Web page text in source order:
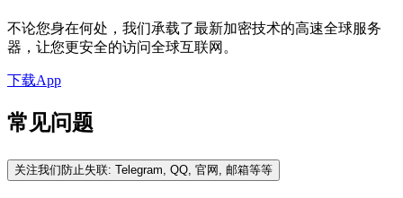
不论您身在何处，我们承载了最新加密技术的高速全球服务
器，让您更安全的访问全球互联网。
下载App
常见问题
关注我们防止失联: Telegram, QQ, 官网, 邮箱等等